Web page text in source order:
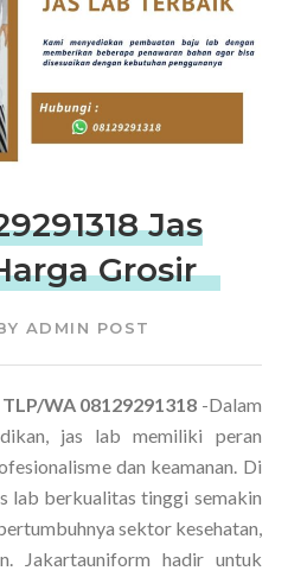
Jas
Grosir
ADMIN POST
WA 08129291318 -Dalam
jas lab memiliki peran
dan keamanan. Di
lab berkualitas tinggi semakin
sektor kesehatan,
Jakartauniform hadir untuk